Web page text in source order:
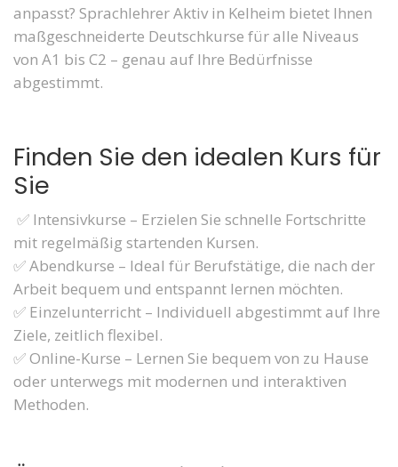
anpasst? Sprachlehrer Aktiv in Kelheim bietet Ihnen
maßgeschneiderte Deutschkurse für alle Niveaus
von A1 bis C2 – genau auf Ihre Bedürfnisse
abgestimmt.
Finden Sie den idealen Kurs für
Sie
✅ Intensivkurse – Erzielen Sie schnelle Fortschritte
mit regelmäßig startenden Kursen.
✅ Abendkurse – Ideal für Berufstätige, die nach der
Arbeit bequem und entspannt lernen möchten.
✅ Einzelunterricht – Individuell abgestimmt auf Ihre
Ziele, zeitlich flexibel.
✅ Online-Kurse – Lernen Sie bequem von zu Hause
oder unterwegs mit modernen und interaktiven
Methoden.